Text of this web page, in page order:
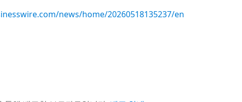
news/home/20260518135237/en